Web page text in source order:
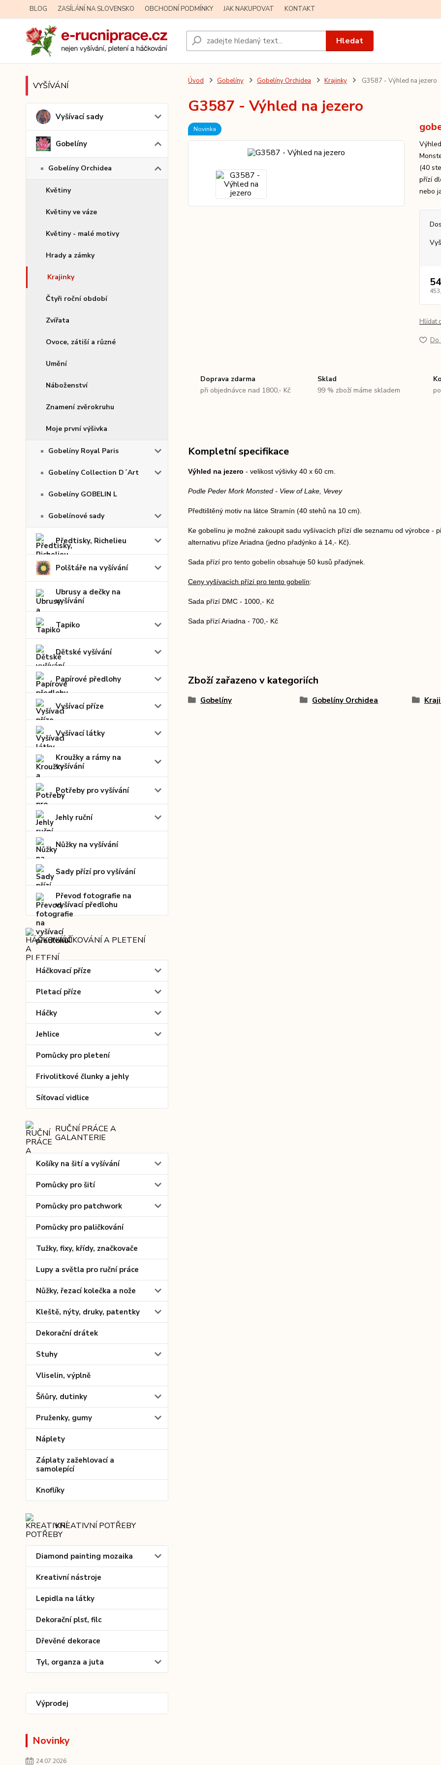
BLOG ZASÍLÁNÍ NA SLOVENSKO OBCHODNÍ PODMÍNKY JAK NAKUPOVAT KONTAKT
Hledat
VYŠÍVÁNÍ
Vyšívací sady
Gobelíny
Gobelíny Orchidea
Květiny
Květiny ve váze
Květiny - malé motivy
Hrady a zámky
Krajinky
Čtyři roční období
Zvířata
Ovoce, zátiší a různé
Umění
Náboženství
Znamení zvěrokruhu
Moje první výšivka
Gobelíny Royal Paris
Gobelíny Collection D´Art
Gobelíny GOBELIN L
Gobelínové sady
Předtisky, Richelieu
Polštáře na vyšívání
Ubrusy a dečky na
vyšívání
Tapiko
Dětské vyšívání
Papírové předlohy
Vyšívací příze
Vyšívací látky
Kroužky a rámy na
vyšívání
Potřeby pro vyšívání
Jehly ruční
Nůžky na vyšívání
Sady přízí pro vyšívání
Převod fotografie na
vyšívací předlohu
HÁČKOVÁNÍ A PLETENÍ
Háčkovací příze
Pletací příze
Háčky
Jehlice
Pomůcky pro pletení
Frivolitkové člunky a jehly
Síťovací vidlice
RUČNÍ PRÁCE A
GALANTERIE
Košíky na šití a vyšívání
Pomůcky pro šití
Pomůcky pro patchwork
Pomůcky pro paličkování
Tužky, fixy, křídy, značkovače
Lupy a světla pro ruční práce
Nůžky, řezací kolečka a nože
Kleště, nýty, druky, patentky
Dekorační drátek
Stuhy
Vliselin, výplně
Šňůry, dutinky
Pruženky, gumy
Náplety
Záplaty zažehlovací a
samolepící
Knoflíky
KREATIVNÍ POTŘEBY
Diamond painting mozaika
Kreativní nástroje
Lepidla na látky
Dekorační plsť, filc
Dřevěné dekorace
Tyl, organza a juta
Výprodej
Novinky
24.07.2026
Úvod Gobelíny Gobelíny Orchidea Krajinky G3587 - Výhled na jezero
G3587 - Výhled na jezero
Novinka
(40
přízí
nebo
Hlídat
Do
Doprava zdarma
při objednávce nad 1800,- Kč
Sklad
99 % zboží máme skladem
Kompletní specifikace
Výhled na jezero - velikost výšivky 40 x 60 cm.
Podle Peder Mork Monsted - View of Lake, Vevey
Předtištěný motiv na látce Stramín (40 stehů na 10 cm).
Ke gobelínu je možné zakoupit sadu vyšívacích přízí dle seznamu od výrobce -
alternativu příze Ariadna (jedno přadýnko á 14,- Kč).
Sada přízí pro tento gobelín obsahuje 50 kusů přadýnek.
Ceny vyšívacích přízí pro tento gobelín:
Sada přízí DMC - 1000,- Kč
Sada přízí Ariadna - 700,- Kč
Zboží zařazeno v kategoriích
Gobelíny Gobelíny Orchidea